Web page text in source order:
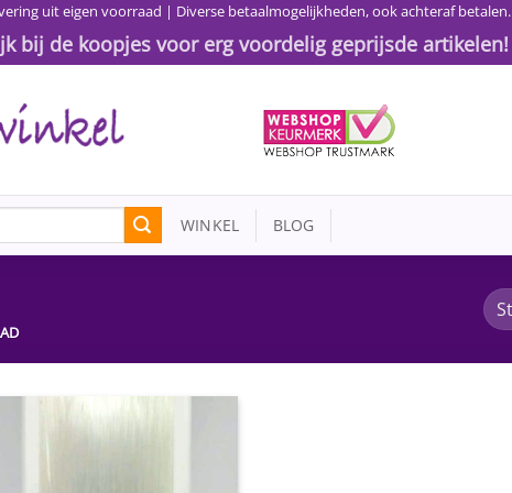
uit eigen voorraad | Diverse betaalmogelijkheden, ook achteraf betalen.
bij de koopjes voor erg voordelig geprijsde artikelen!
WINKEL BLOG